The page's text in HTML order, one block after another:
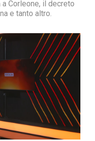
Corleone, il decreto
e tanto altro.